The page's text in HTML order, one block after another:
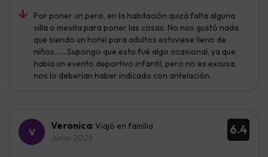
Por poner un pero, en la habitación quizá falta alguna
silla o mesita para poner las cosas. No nos gustó nada
que siendo un hotel para adultos estuviese lleno de
niños.......Supongo que esto fué algo ocasional, ya que
habia un evento deportivo infantil, pero no es excusa,
nos lo deberian haber indicado con antelación.
6.4
Veronica Viajó en familia
Junio 2026